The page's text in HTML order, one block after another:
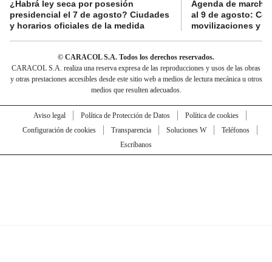
¿Habrá ley seca por posesión
presidencial el 7 de agosto? Ciudades
y horarios oficiales de la medida
Agenda de
al 9 de agosto:
movilizaciones y
© CARACOL S.A. Todos los derechos reservados.
CARACOL S.A. realiza una reserva expresa de las reproducciones y usos de las obras
y otras prestaciones accesibles desde este sitio web a medios de lectura mecánica u otros
medios que resulten adecuados.
Aviso legal Política de Protección de Datos
Política de cookies
Configuración de cookies
Transparencia Soluciones W
Teléfonos
Escríbanos